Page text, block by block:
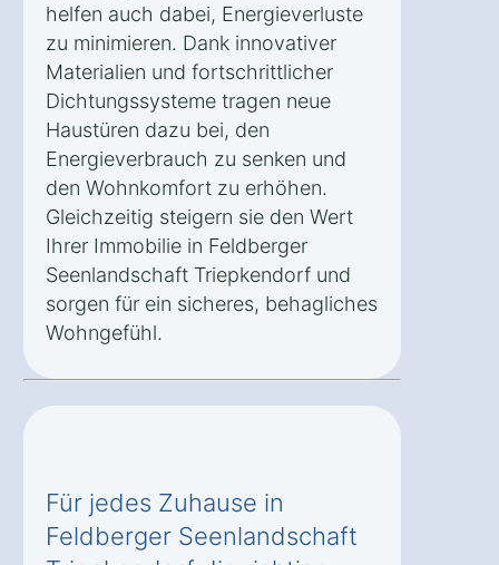
helfen auch dabei, Energieverluste
zu minimieren. Dank innovativer
Materialien und fortschrittlicher
Dichtungssysteme tragen neue
Haustüren dazu bei, den
Energieverbrauch zu senken und
den Wohnkomfort zu erhöhen.
Gleichzeitig steigern sie den Wert
Ihrer Immobilie in Feldberger
Seenlandschaft Triepkendorf und
sorgen für ein sicheres, behagliches
Wohngefühl.
Für jedes Zuhause in
Feldberger Seenlandschaft